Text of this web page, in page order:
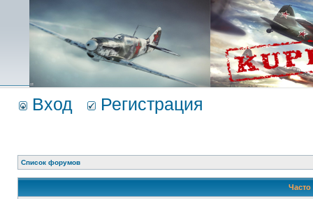
Вход Регистрация
Список форумов